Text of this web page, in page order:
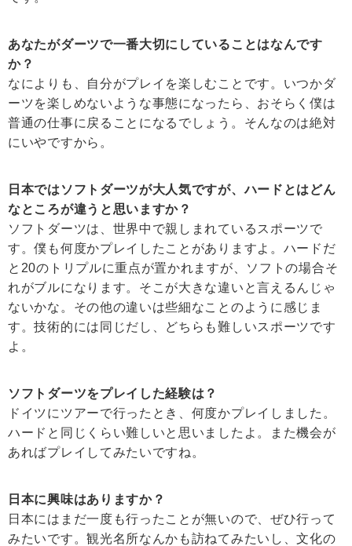
あなたがダーツで一番大切にしていることはなんです
か？
なによりも、自分がプレイを楽しむことです。いつかダ
ーツを楽しめないような事態になったら、おそらく僕は
普通の仕事に戻ることになるでしょう。そんなのは絶対
にいやですから。
日本ではソフトダーツが大人気ですが、ハードとはどん
なところが違うと思いますか？
ソフトダーツは、世界中で親しまれているスポーツで
す。僕も何度かプレイしたことがありますよ。ハードだ
と20のトリプルに重点が置かれますが、ソフトの場合そ
れがブルになります。そこが大きな違いと言えるんじゃ
ないかな。その他の違いは些細なことのように感じま
す。技術的には同じだし、どちらも難しいスポーツです
よ。
ソフトダーツをプレイした経験は？
ドイツにツアーで行ったとき、何度かプレイしました。
ハードと同じくらい難しいと思いましたよ。また機会が
あればプレイしてみたいですね。
日本に興味はありますか？
日本にはまだ一度も行ったことが無いので、ぜひ行って
みたいです。観光名所なんかも訪ねてみたいし、文化の